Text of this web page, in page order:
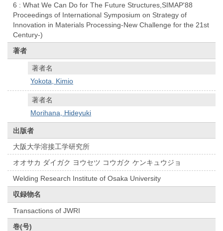
6 : What We Can Do for The Future Structures,SIMAP'88
Proceedings of International Symposium on Strategy of
Innovation in Materials Processing-New Challenge for the 21st
Century-)
著者
著者名
Yokota, Kimio
著者名
Morihana, Hideyuki
出版者
大阪大学溶接工学研究所
オオサカ ダイガク ヨウセツ コウガク ケンキュウジョ
Welding Research Institute of Osaka University
収録物名
Transactions of JWRI
巻(号)